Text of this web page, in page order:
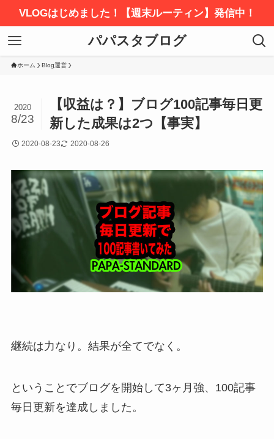
VLOGはじめました！【週末ルーティン】発信中！
パパスタブログ
ホーム Blog運営
【収益は？】ブログ100記事毎日更
新した成果は2つ【事実】
2020
8/23
2020-08-23 2020-08-26
継続は力なり。結果が全てでなく。
ということでブログを開始して3ヶ月強、100記事
毎日更新を達成しました。